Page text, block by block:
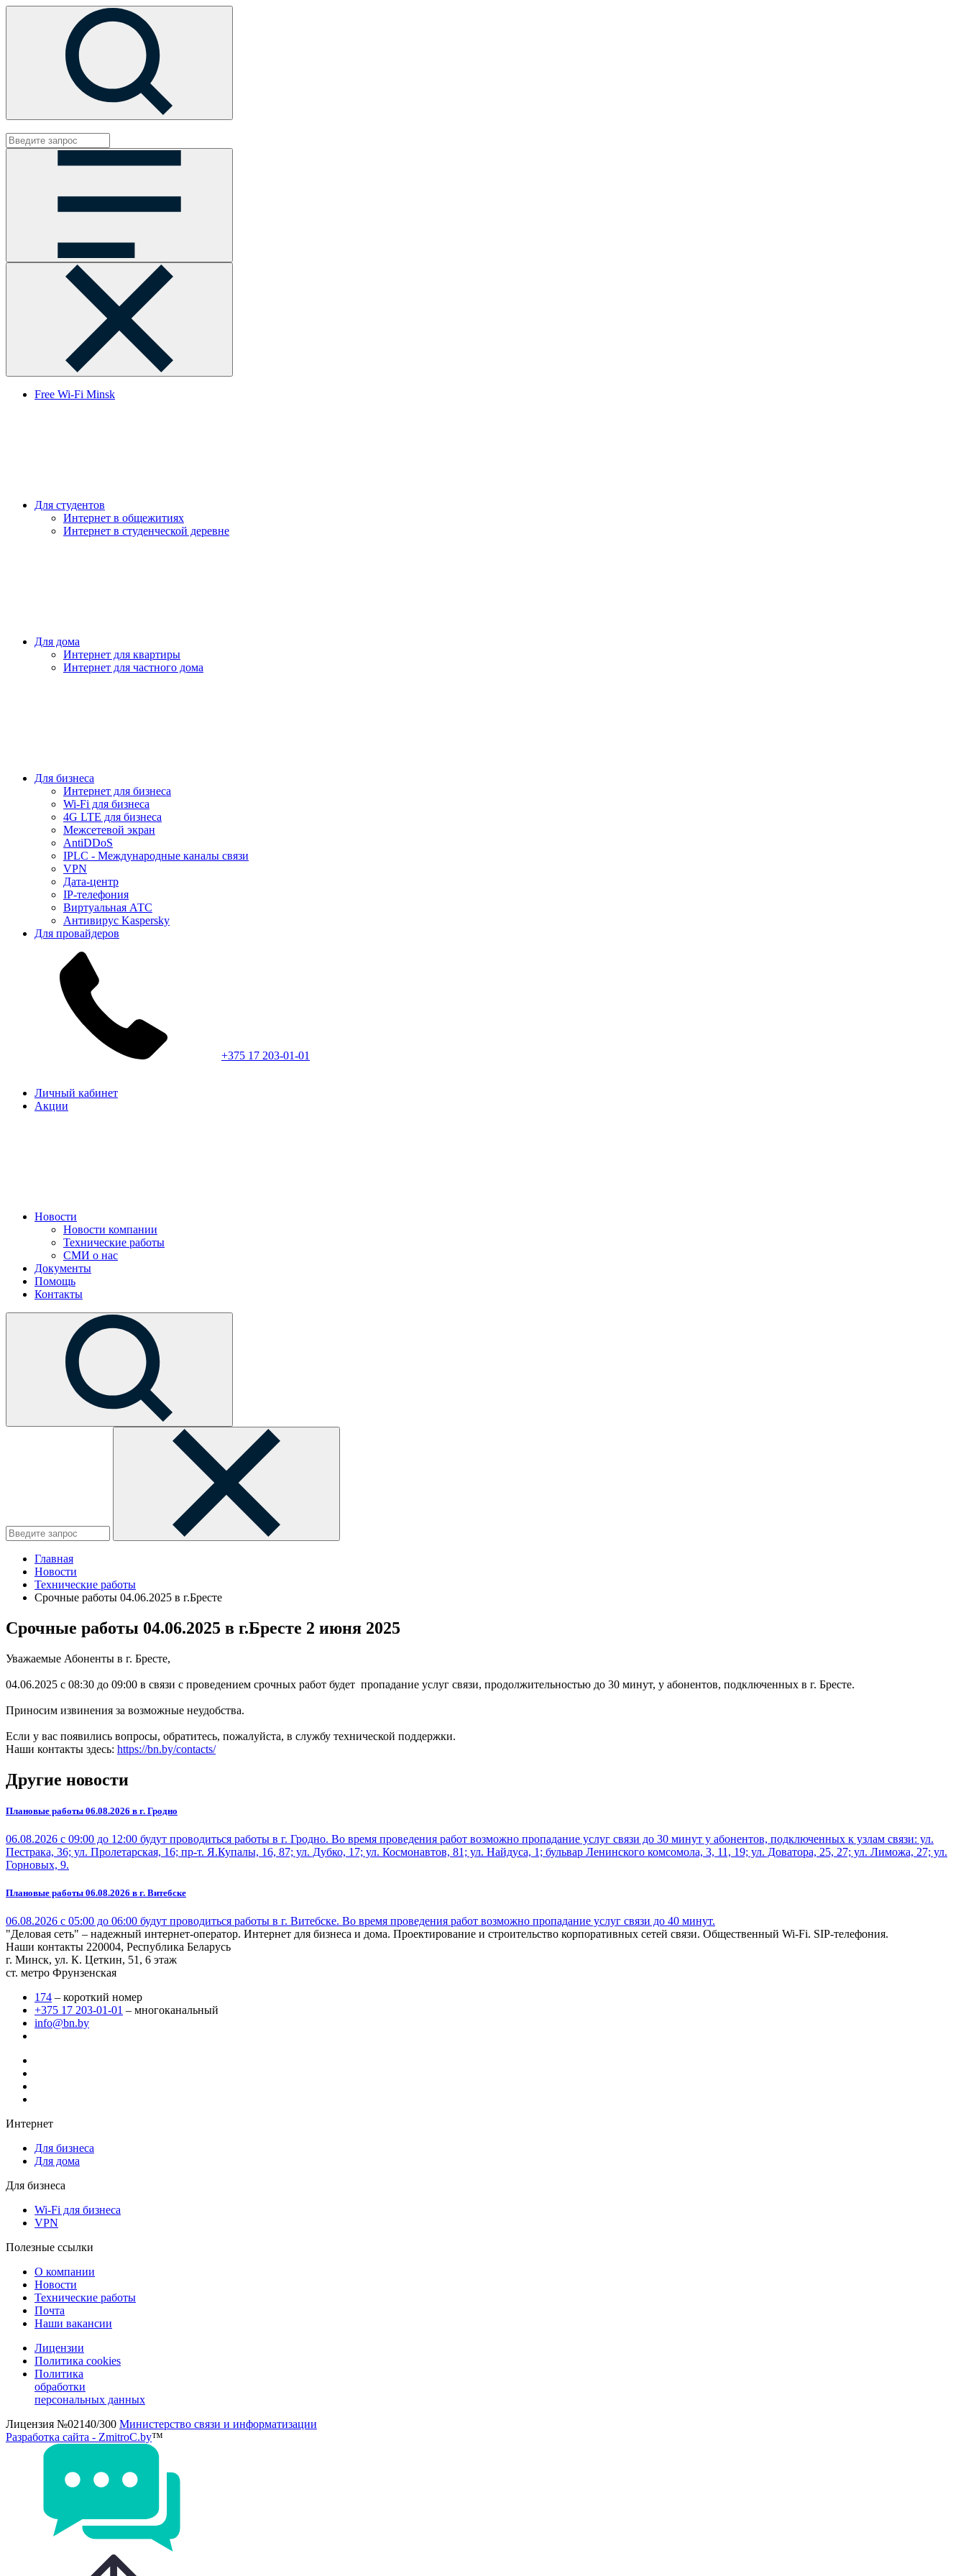
Free Wi-Fi Minsk
Для студентов
Интернет в общежитиях
Интернет в студенческой деревне
Для дома
Интернет для квартиры
Интернет для частного дома
Для бизнеса
Интернет для бизнеса
Wi-Fi для бизнеса
4G LTE для бизнеса
Межсетевой экран
AntiDDoS
IPLC - Международные каналы связи
VPN
Дата-центр
IP-телефония
Виртуальная АТС
Антивирус Kaspersky
Для провайдеров
+375 17 203-01-01
Личный кабинет
Акции
Новости
Новости компании
Технические работы
СМИ о нас
Документы
Помощь
Контакты
Главная
Новости
Технические работы
Срочные работы 04.06.2025 в г.Бресте
Срочные работы 04.06.2025 в г.Бресте 2 июня 2025
Уважаемые Абоненты в г. Бресте,
04.06.2025 с 08:30 до 09:00 в связи с проведением срочных работ будет пропадание услуг связи, продолжительностью до 30 минут, у абонентов, подключенных в г. Бресте.
Приносим извинения за возможные неудобства.
Если у вас появились вопросы, обратитесь, пожалуйста, в службу технической поддержки.
Наши контакты здесь: https://bn.by/contacts/
Другие новости
Плановые работы 06.08.2026 в г. Гродно
06.08.2026 с 09:00 до 12:00 будут проводиться работы в г. Гродно. Во время проведения работ возможно пропадание услуг связи до 30 минут у абонентов, подключенных к узлам связи: ул.
Пестрака, 36; ул. Пролетарская, 16; пр-т. Я.Купалы, 16, 87; ул. Дубко, 17; ул. Космонавтов, 81; ул. Найдуса, 1; бульвар Ленинского комсомола, 3, 11, 19; ул. Доватора, 25, 27; ул. Лиможа, 27; ул.
Горновых, 9.
Плановые работы 06.08.2026 в г. Витебске
06.08.2026 с 05:00 до 06:00 будут проводиться работы в г. Витебске. Во время проведения работ возможно пропадание услуг связи до 40 минут.
"Деловая сеть" – надежный интернет-оператор. Интернет для бизнеса и дома. Проектирование и строительство корпоративных сетей связи. Общественный Wi-Fi. SIP-телефония.
Наши контакты 220004, Республика Беларусь
г. Минск, ул. К. Цеткин, 51, 6 этаж
ст. метро Фрунзенская
174 – короткий номер
+375 17 203-01-01 – многоканальный
info@bn.by
Интернет
Для бизнеса
Для дома
Для бизнеса
Wi-Fi для бизнеса
VPN
Полезные ссылки
О компании
Новости
Технические работы
Почта
Наши вакансии
Лицензии
Политика cookies
Политика
обработки
персональных данных
Лицензия №02140/300 Министерство связи и информатизации
Разработка сайта - ZmitroC.by™